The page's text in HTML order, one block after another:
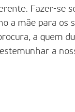
Fazer-se
a mãe para os
a quem
a